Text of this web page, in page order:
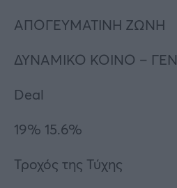
ΑΠΟΓΕΥΜΑΤΙΝΗ ΖΩΝΗ
ΔΥΝΑΜΙΚΟ ΚΟΙΝΟ –
Deal
19% 15.6%
Τροχός της Τύχης